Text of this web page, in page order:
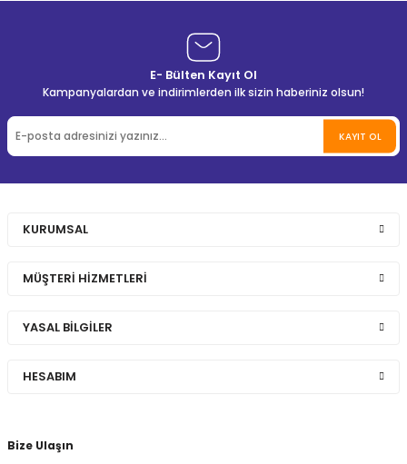
E- Bülten Kayıt Ol
Kampanyalardan ve indirimlerden ilk sizin haberiniz olsun!
KAYIT OL
Bize Ulaşın
KURUMSAL
MÜŞTERİ HİZMETLERİ
YASAL BİLGİLER
HESABIM